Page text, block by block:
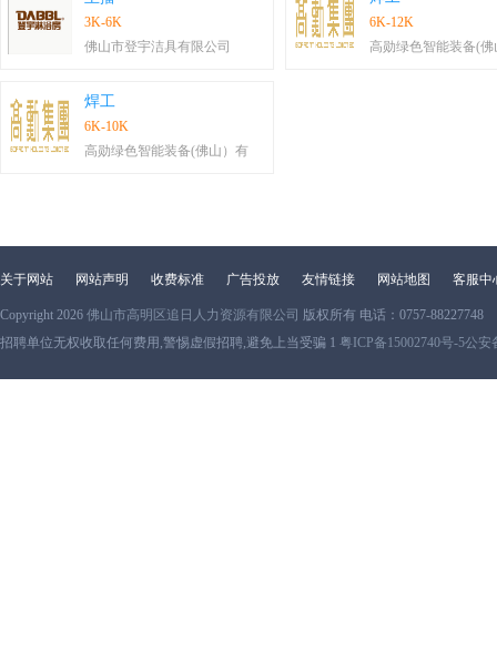
3K-6K
佛山市登宇洁具有限公司
6K-12K
高勋绿色智能装备(佛
焊工
6K-10K
高勋绿色智能装备(佛山）有
关于网站 网站声明 收费标准 广告投放 友情链接 网站地图 客服中
Copyright 2026 佛山市高明区追日人力资源有限公司 版权所有 电话：0757-88227748
招聘单位无权收取任何费用,警惕虚假招聘,避免上当受骗 1 粤ICP备15002740号-5公安